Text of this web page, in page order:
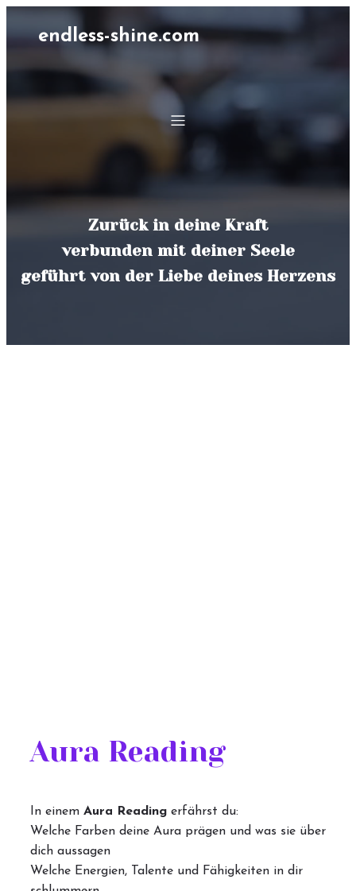
endless-shine.com
Zurück in deine Kraft
verbunden mit deiner Seele
geführt von der Liebe deines Herzens
Aura Reading
In einem Aura Reading erfährst du:
Welche Farben deine Aura prägen und was sie über
dich aussagen
Welche Energien, Talente und Fähigkeiten in dir